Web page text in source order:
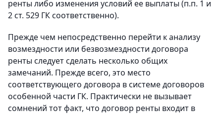
ренты либо изменения условий ее выплаты (п.п. 1 и
2 ст. 529 ГК соответственно).
Прежде чем непосредственно перейти к анализу
возмездности или безвозмездности договора
ренты следует сделать несколько общих
замечаний. Прежде всего, это место
соответствующего договора в системе договоров
особенной части ГК. Практически не вызывает
сомнений тот факт, что договор ренты входит в